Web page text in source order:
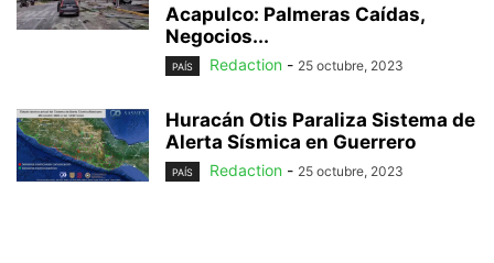
Acapulco: Palmeras Caídas,
Negocios...
PAÍS Redaction - 25 octubre, 2023
Huracán Otis Paraliza Sistema de
Alerta Sísmica en Guerrero
PAÍS Redaction - 25 octubre, 2023